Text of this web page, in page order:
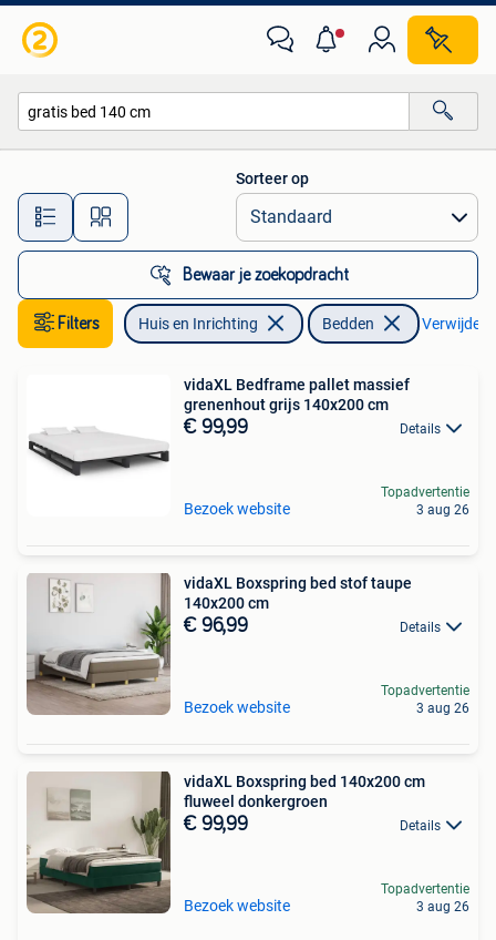
Alle afstanden…
Sorteer op
Bewaar je zoekopdracht
Filters Huis en Inrichting Bedden Verwijder
vidaXL Bedframe pallet massief
grenenhout grijs 140x200 cm
€ 99,99 Details
Bezoek website
Topadvertentie
3 aug 26
vidaXL Boxspring bed stof taupe
140x200 cm
€ 96,99 Details
Bezoek website
Topadvertentie
3 aug 26
vidaXL Boxspring bed 140x200 cm
fluweel donkergroen
€ 99,99 Details
Bezoek website
Topadvertentie
3 aug 26